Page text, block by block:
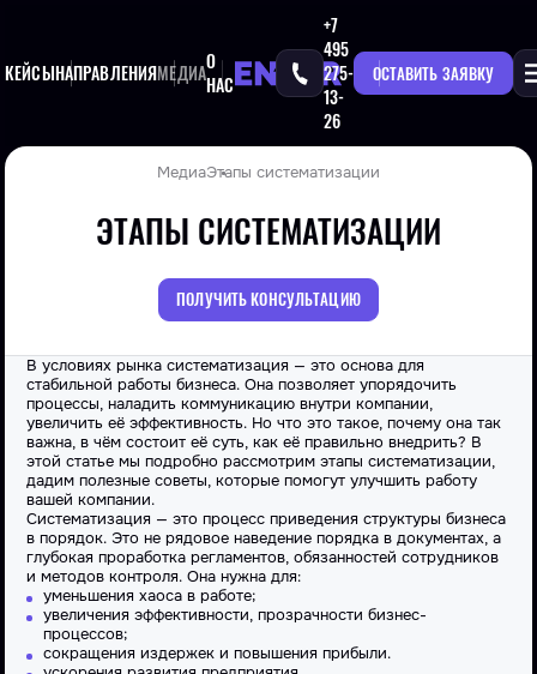
КЕЙСЫНАПРАВЛЕНИЯМЕДИАО
НАС
+7
495
275-
13-
26
ОСТАВИТЬ ЗАЯВКУ
МедиаЭтапы систематизации
ЭТАПЫ СИСТЕМАТИЗАЦИИ
ПОЛУЧИТЬ КОНСУЛЬТАЦИЮ
В условиях рынка систематизация — это основа для
стабильной работы бизнеса. Она позволяет упорядочить
процессы, наладить коммуникацию внутри компании,
увеличить её эффективность. Но что это такое, почему она так
важна, в чём состоит её суть, как её правильно внедрить? В
этой статье мы подробно рассмотрим этапы систематизации,
дадим полезные советы, которые помогут улучшить работу
вашей компании.
Систематизация — это процесс приведения структуры бизнеса
в порядок. Это не рядовое наведение порядка в документах, а
глубокая проработка регламентов, обязанностей сотрудников
и методов контроля. Она нужна для:
уменьшения хаоса в работе;
увеличения эффективности, прозрачности бизнес-
процессов;
сокращения издержек и повышения прибыли.